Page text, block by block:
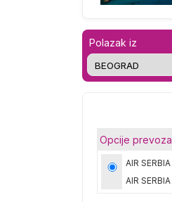
Polazak iz
Opcije prevoza
AIR SERBIA
AIR SERBIA